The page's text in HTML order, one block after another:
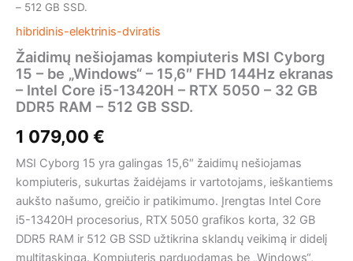
– 512 GB SSD.
hibridinis-elektrinis-dviratis
Žaidimų nešiojamas kompiuteris MSI Cyborg
15 – be „Windows“ – 15,6″ FHD 144Hz ekranas
– Intel Core i5-13420H – RTX 5050 – 32 GB
DDR5 RAM – 512 GB SSD.
1 079,00 €
MSI Cyborg 15 yra galingas 15,6″ žaidimų nešiojamas
kompiuteris, sukurtas žaidėjams ir vartotojams, ieškantiems
aukšto našumo, greičio ir patikimumo. Įrengtas Intel Core
i5-13420H procesorius, RTX 5050 grafikos korta, 32 GB
DDR5 RAM ir 512 GB SSD užtikrina sklandų veikimą ir didelį